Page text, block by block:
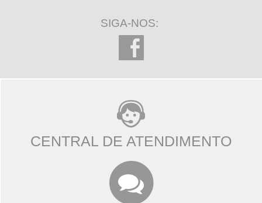
SIGA-NOS:
CENTRAL DE ATENDIMENTO